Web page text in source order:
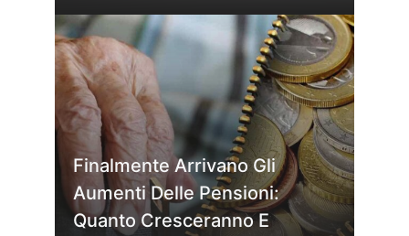
Finalmente Arrivano Gli
Aumenti Delle Pensioni:
Quanto Cresceranno E